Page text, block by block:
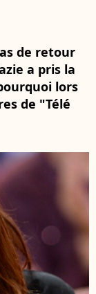
de retour
a pris la
lors
de "Télé